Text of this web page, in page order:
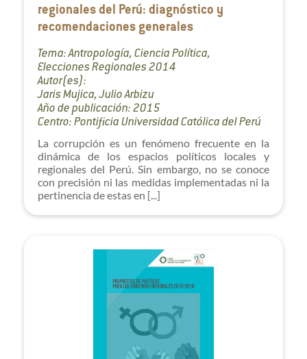
regionales del Perú: diagnóstico y
recomendaciones generales
Tema: Antropología, Ciencia Política,
Elecciones Regionales 2014
Autor(es):
Jaris Mujica, Julio Arbizu
Año de publicación: 2015
Centro: Pontificia Universidad Católica del Perú
La corrupción es un fenómeno frecuente en la
dinámica de los espacios políticos locales y
regionales del Perú. Sin embargo, no se conoce
con precisión ni las medidas implementadas ni la
pertinencia de estas en [...]